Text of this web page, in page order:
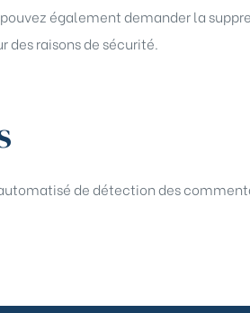
également demander la
des raisons de sécurité.
de détection des